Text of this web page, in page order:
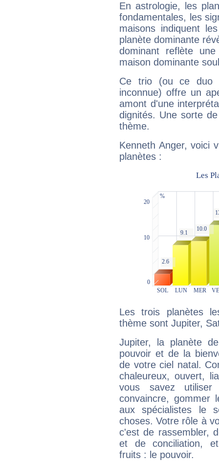
En astrologie, les
fondamentales, les
maisons indiquent
planète dominante
dominant reflète
maison dominante
Ce trio (ou ce duo
inconnue) offre un
amont d'une
dignités. Une sorte
thème.
Kenneth Anger, voici
planètes :
Les trois planètes
thème sont Jupiter,
Jupiter, la planète
pouvoir et de la
de votre ciel natal.
chaleureux, ouvert,
vous savez
convaincre, gommer
aux spécialistes le
choses. Votre rôle à
c'est de rassembler,
et de conciliation,
fruits : le pouvoir.